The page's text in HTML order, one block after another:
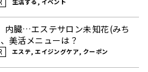
内臓…エステサロン未知花(みち
美活メニューは？
エステ, エイジングケア, クーポン